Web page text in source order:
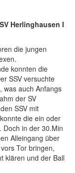
Herlinghausen I
die jungen
konnten die
SSV versuchte
was auch Anfangs
der SV
SSV mit
die ein oder
Doch in der 30.Min
Alleingang über
Tor bringen,
klären und der Ball